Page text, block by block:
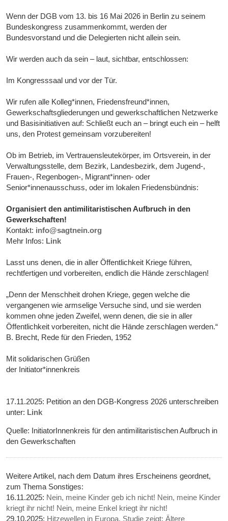
Wenn der DGB vom 13. bis 16 Mai 2026 in Berlin zu seinem
Bundeskongress zusammenkommt, werden der
Bundesvorstand und die Delegierten nicht allein sein.
Wir werden auch da sein – laut, sichtbar, entschlossen:
Im Kongresssaal und vor der Tür.
Wir rufen alle Kolleg*innen, Friedensfreund*innen,
Gewerkschaftsgliederungen und gewerkschaftlichen Netzwerke
und Basisinitiativen auf: Schließt euch an – bringt euch ein – helft
uns, den Protest gemeinsam vorzubereiten!
Ob im Betrieb, im Vertrauensleutekörper, im Ortsverein, in der
Verwaltungsstelle, dem Bezirk, Landesbezirk, dem Jugend-,
Frauen-, Regenbogen-, Migrant*innen- oder
Senior*innenausschuss, oder im lokalen Friedensbündnis:
Organisiert den antimilitaristischen Aufbruch in den
Gewerkschaften!
Kontakt: info@sagtnein.org
Mehr Infos: Link
Lasst uns denen, die in aller Öffentlichkeit Kriege führen,
rechtfertigen und vorbereiten, endlich die Hände zerschlagen!
„Denn der Menschheit drohen Kriege, gegen welche die
vergangenen wie armselige Versuche sind, und sie werden
kommen ohne jeden Zweifel, wenn denen, die sie in aller
Öffentlichkeit vorbereiten, nicht die Hände zerschlagen werden.“
B. Brecht, Rede für den Frieden, 1952
Mit solidarischen Grüßen
der Initiator*innenkreis
17.11.2025: Petition an den DGB-Kongress 2026 unterschreiben
unter: Link
Quelle: InitiatorInnenkreis für den antimilitaristischen Aufbruch in
den Gewerkschaften
Weitere Artikel, nach dem Datum ihres Erscheinens geordnet,
zum Thema Sonstiges:
16.11.2025: Nein, meine Kinder geb ich nicht! Nein, meine Kinder
kriegt ihr nicht! Nein, meine Enkel kriegt ihr nicht!
29.10.2025: Hitzewellen in Europa, Studie zeigt: Ältere